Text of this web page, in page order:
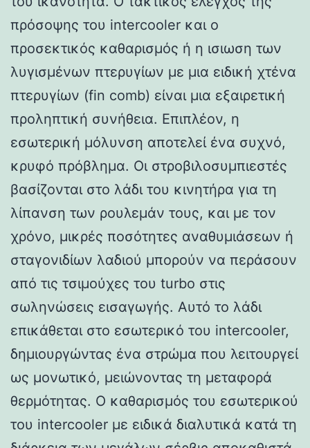
πρόσοψης του intercooler και ο
προσεκτικός καθαρισμός ή η ισιωση των
λυγισμένων πτερυγίων με μια ειδική χτένα
πτερυγίων (fin comb) είναι μια εξαιρετική
προληπτική συνήθεια. Επιπλέον, η
εσωτερική μόλυνση αποτελεί ένα συχνό,
κρυφό πρόβλημα. Οι στροβιλοσυμπιεστές
βασίζονται στο λάδι του κινητήρα για τη
λίπανση των ρουλεμάν τους, και με τον
χρόνο, μικρές ποσότητες αναθυμιάσεων ή
σταγονιδίων λαδιού μπορούν να περάσουν
από τις τσιμούχες του turbo στις
σωληνώσεις εισαγωγής. Αυτό το λάδι
επικάθεται στο εσωτερικό του intercooler,
δημιουργώντας ένα στρώμα που λειτουργεί
ως μονωτικό, μειώνοντας τη μεταφορά
θερμότητας. Ο καθαρισμός του εσωτερικού
του intercooler με ειδικά διαλυτικά κατά τη